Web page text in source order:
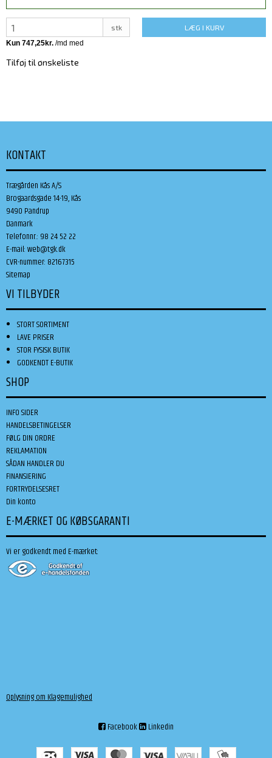
stk LÆG I KURV
Tilføj til ønskeliste
KONTAKT
Trægården Kås A/S
Brogaardsgade 14-19, Kås
9490 Pandrup
Danmark
Telefonnr.: 98 24 52 22
E-mail:web@tgk.dk
CVR-nummer: 82167315
Sitemap
VI TILBYDER
STORT SORTIMENT
LAVE PRISER
STOR FYSISK BUTIK
GODKENDT E-BUTIK
SHOP
INFO SIDER
HANDELSBETINGELSER
FØLG DIN ORDRE
REKLAMATION
SÅDAN HANDLER DU
FINANSIERING
FORTRYDELSESRET
Din konto
E-MÆRKET OG KØBSGARANTI
Vi er godkendt med E-mærket:
Oplysning om Klagemulighed
Facebook Linkedin